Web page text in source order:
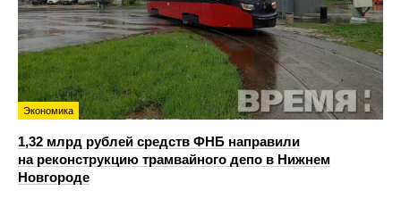
Экономика
1,32 млрд рублей средств ФНБ направили
на реконструкцию трамвайного депо в Нижнем
Новгороде